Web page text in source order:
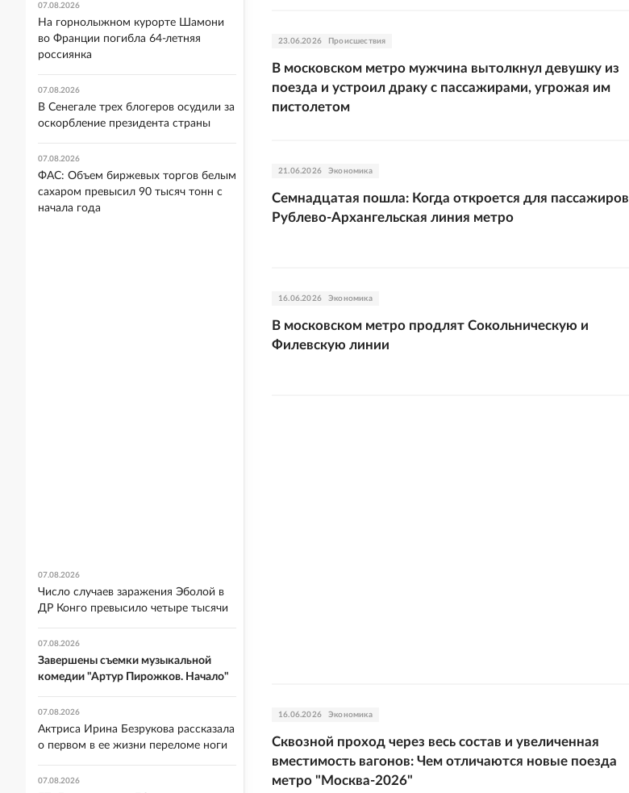
23.06.2026 Происшествия
В московском метро мужчина вытолкнул девушку из
поезда и устроил драку с пассажирами, угрожая им
пистолетом
21.06.2026 Экономика
Семнадцатая пошла: Когда откроется для пассажиров
Рублево-Архангельская линия метро
16.06.2026 Экономика
В московском метро продлят Сокольническую и
Филевскую линии
16.06.2026 Экономика
Сквозной проход через весь состав и увеличенная
вместимость вагонов: Чем отличаются новые поезда
метро "Москва-2026"
07.08.2026
На горнолыжном курорте Шамони
во Франции погибла 64-летняя
россиянка
07.08.2026
В Сенегале трех блогеров осудили за
оскорбление президента страны
07.08.2026
ФАС: Объем биржевых торгов белым
сахаром превысил 90 тысяч тонн с
начала года
07.08.2026
Число случаев заражения Эболой в
ДР Конго превысило четыре тысячи
07.08.2026
Завершены съемки музыкальной
комедии "Артур Пирожков. Начало"
07.08.2026
Актриса Ирина Безрукова рассказала
о первом в ее жизни переломе ноги
07.08.2026